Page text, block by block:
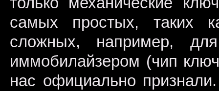
самых простых, таких
сложных, например,
иммобилайзером (чип
нас официально